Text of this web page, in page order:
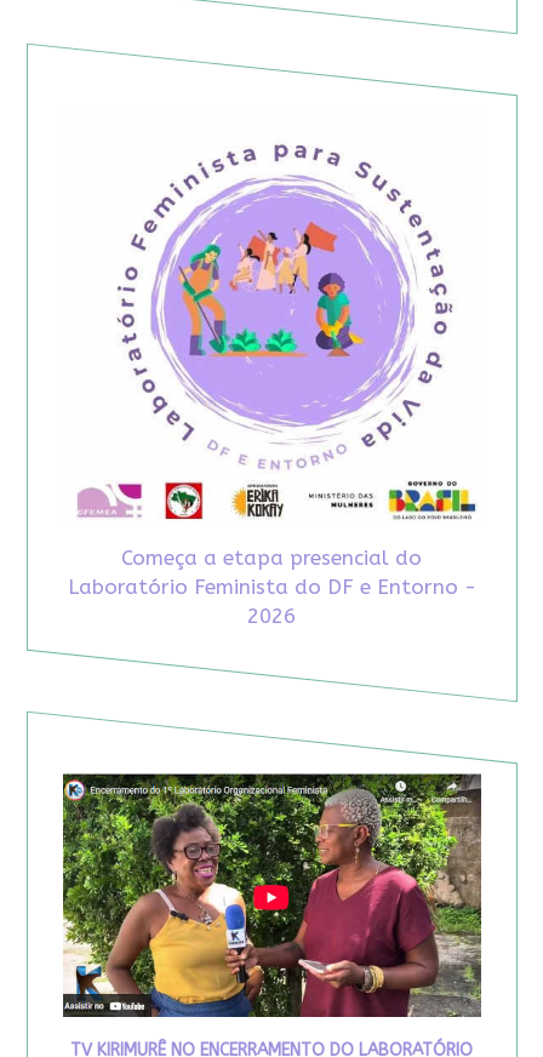
Começa a etapa presencial do
Laboratório Feminista do DF e Entorno -
2026
TV KIRIMURÊ NO ENCERRAMENTO DO LABORATÓRIO